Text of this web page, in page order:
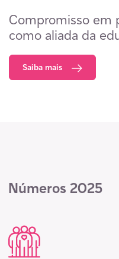
Compromisso em
como aliada da
Saiba mais
Números 2025